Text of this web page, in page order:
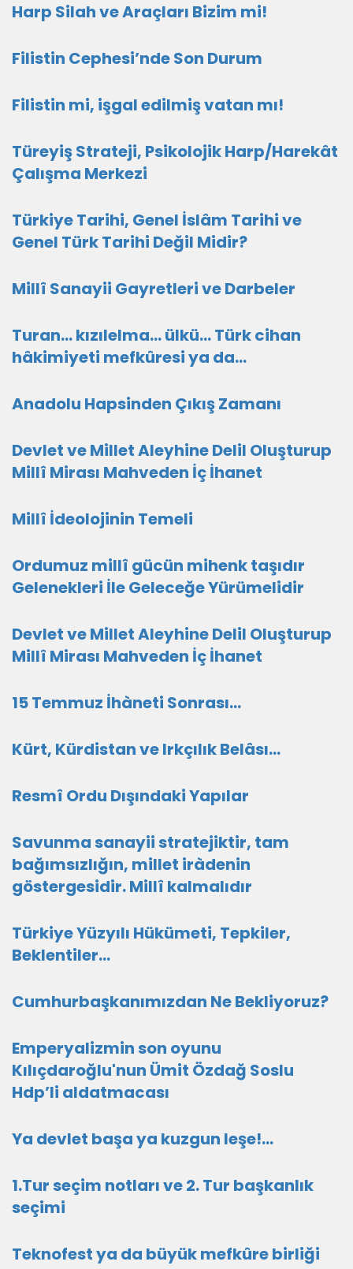
Harp Silah ve Araçları Bizim mi!
Filistin Cephesi’nde Son Durum
Filistin mi, işgal edilmiş vatan mı!
Türeyiş Strateji, Psikolojik Harp/Harekât
Çalışma Merkezi
Türkiye Tarihi, Genel İslâm Tarihi ve
Genel Türk Tarihi Değil Midir?
Millî Sanayii Gayretleri ve Darbeler
Turan… kızılelma… ülkü… Türk cihan
hâkimiyeti mefkûresi ya da…
Anadolu Hapsinden Çıkış Zamanı
Devlet ve Millet Aleyhine Delil Oluşturup
Millî Mirası Mahveden İç İhanet
Millî İdeolojinin Temeli
Ordumuz millî gücün mihenk taşıdır
Gelenekleri İle Geleceğe Yürümelidir
Devlet ve Millet Aleyhine Delil Oluşturup
Millî Mirası Mahveden İç İhanet
15 Temmuz İhàneti Sonrası…
Kürt, Kürdistan ve Irkçılık Belâsı…
Resmî Ordu Dışındaki Yapılar
Savunma sanayii stratejiktir, tam
bağımsızlığın, millet iràdenin
göstergesidir. Millî kalmalıdır
Türkiye Yüzyılı Hükümeti, Tepkiler,
Beklentiler…
Cumhurbaşkanımızdan Ne Bekliyoruz?
Emperyalizmin son oyunu
Kılıçdaroğlu'nun Ümit Özdağ Soslu
Hdp’li aldatmacası
Ya devlet başa ya kuzgun leşe!...
1.Tur seçim notları ve 2. Tur başkanlık
seçimi
Teknofest ya da büyük mefkûre birliği